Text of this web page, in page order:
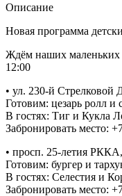
Описание
Новая программа
Ждём наших маленьких
12:00
• ул. 230-й Стрелковой
Готовим: цезарь ролл и
В гостях: Тиг и Кукла
Забронировать место:
• просп. 25-летия
Готовим: бургер и
В гостях: Селестия и
Забронировать место: